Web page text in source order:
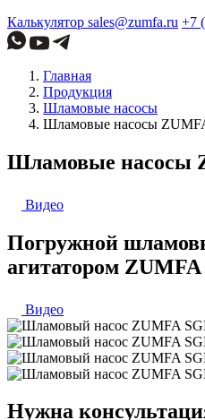
Калькулятор sales@zumfa.ru +7
Главная
Продукция
Шламовые насосы
Шламовые насосы
Шламовые насосы
Видео
Погружной
агитатором ZUMFA
Видео
Нужна